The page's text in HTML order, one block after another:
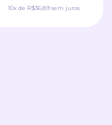
10xde R$36,89 sem juros